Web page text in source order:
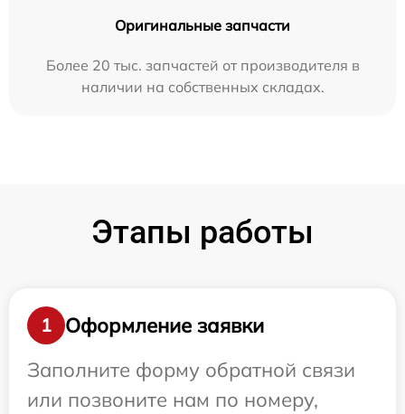
Оригинальные запчасти
Более 20 тыс. запчастей от производителя в
наличии на собственных складах.
Этапы работы
1
Оформление заявки
Заполните форму обратной связи
или позвоните нам по номеру,